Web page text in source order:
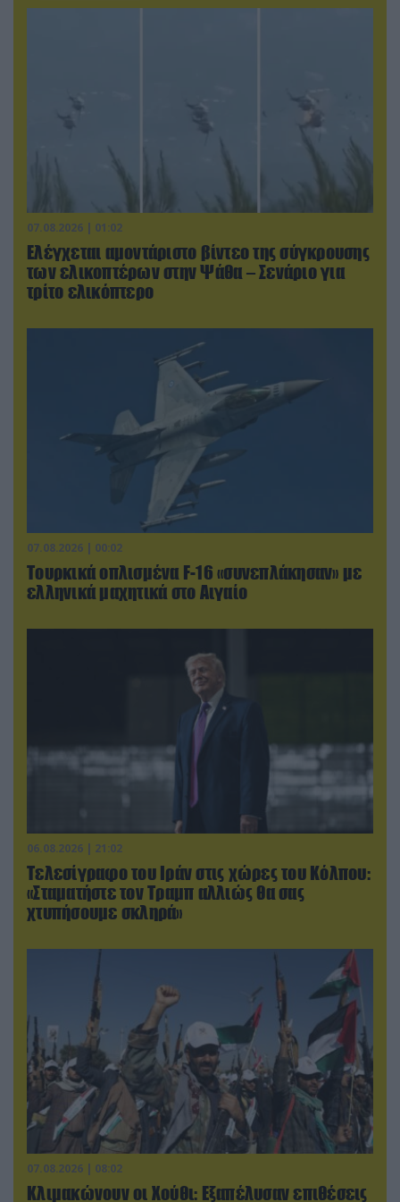
07.08.2026 | 01:02
Ελέγχεται αμοντάριστο βίντεο της σύγκρουσης
των ελικοπτέρων στην Ψάθα – Σενάριο για
τρίτο ελικόπτερο
07.08.2026 | 00:02
Τουρκικά οπλισμένα F-16 «συνεπλάκησαν» με
ελληνικά μαχητικά στο Αιγαίο
06.08.2026 | 21:02
Τελεσίγραφο του Ιράν στις χώρες του Κόλπου:
«Σταματήστε τον Τραμπ αλλιώς θα σας
χτυπήσουμε σκληρά»
07.08.2026 | 08:02
Κλιμακώνουν οι Χούθι: Eξαπέλυσαν επιθέσεις